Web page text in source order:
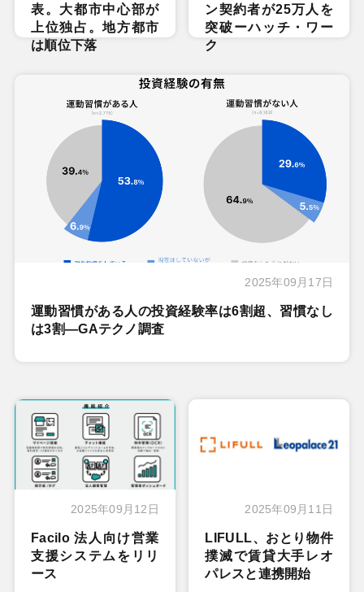
表。大都市中心部が
上位独占。地方都市
は順位下落
ン契約者が25万人を
突破ーハッチ・ワー
ク
2025年09月17日
運動習慣がある人の投資経験率は6割超、習慣なし
は3割―GAテクノ調査
2025年09月12日
Facilo 法人向け営業
支援システムをリリ
ース
2025年09月11日
LIFULL、おとり物件
撲滅で賃貸大手レオ
パレスと連携開始